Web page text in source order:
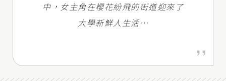
中，女主角在櫻花紛飛的街道迎來了
大學新鮮人生活…